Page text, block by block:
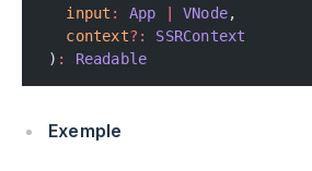
  input
: App VNode,
  context
?:
SSRContext
) : Readable
Exemple